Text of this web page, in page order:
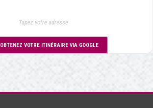
OBTENEZ VOTRE ITINÉRAIRE VIA GOOGLE